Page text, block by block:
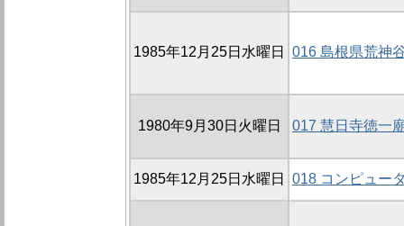
1985年12月25日水曜日 016 島根県荒神
1980年9月30日火曜日 017 慧日寺徳一
1985年12月25日水曜日 018 コンピュー